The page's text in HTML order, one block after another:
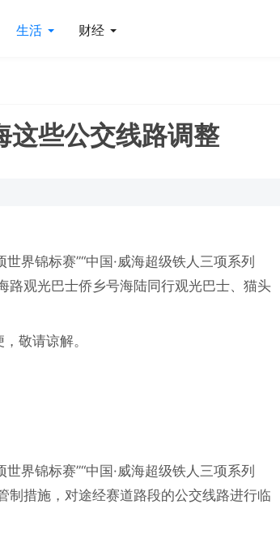
生活 财经
些公交线路调整
界锦标赛”“中国·威海超级铁人三项系列
路观光巴士侨乡号海陆同行观光巴士、猫头
敬请谅解。
界锦标赛”“中国·威海超级铁人三项系列
制措施，对途经赛道路段的公交线路进行临